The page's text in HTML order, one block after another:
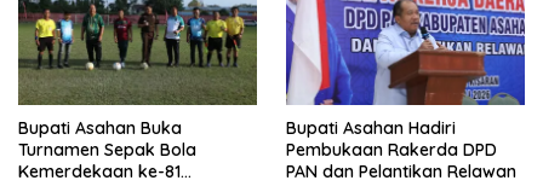
Bupati Asahan Buka
Turnamen Sepak Bola
Kemerdekaan ke-81
Bupati Asahan Hadiri
Pembukaan Rakerda DPD
PAN dan Pelantikan Relawan